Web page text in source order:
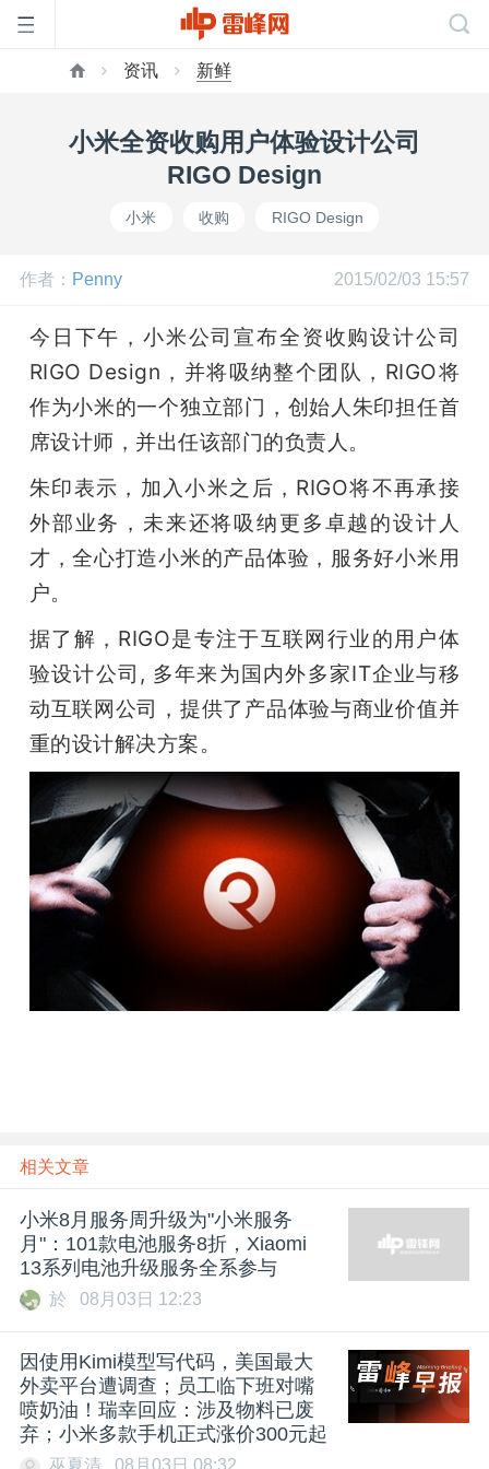
网
开
课
动
中
心
GAIR
题
机
资讯 新鲜
小米全资收购用户体验设计公司
RIGO Design
小米 收购 RIGO Design
作者： Penny 2015/02/03 15:57
今日下午，小米公司宣布全资收购设计公司
RIGO Design，并将吸纳整个团队，RIGO将
作为小米的一个独立部门，创始人朱印担任首
席设计师，并出任该部门的负责人。
朱印表示，加入小米之后，RIGO将不再承接
外部业务，未来还将吸纳更多卓越的设计人
才，全心打造小米的产品体验，服务好小米用
户。
据了解，RIGO是专注于互联网行业的用户体
验设计公司, 多年来为国内外多家IT企业与移
动互联网公司，提供了产品体验与商业价值并
重的设计解决方案。
相关文章
小米8月服务周升级为"小米服务
月"：101款电池服务8折，Xiaomi
13系列电池升级服务全系参与
於 08月03日 12:23
因使用Kimi模型写代码，美国最大
外卖平台遭调查；员工临下班对嘴
喷奶油！瑞幸回应：涉及物料已废
弃；小米多款手机正式涨价300元起